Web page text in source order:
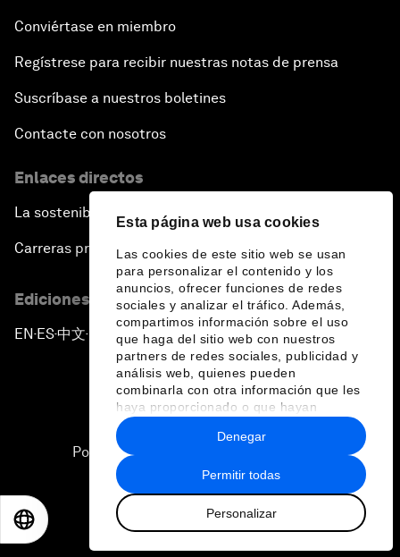
Esta página web usa cookies
Las cookies de este sitio web se usan
para personalizar el contenido y los
anuncios, ofrecer funciones de redes
sociales y analizar el tráfico. Además,
compartimos información sobre el uso
que haga del sitio web con nuestros
partners de redes sociales, publicidad y
análisis web, quienes pueden
combinarla con otra información que les
haya proporcionado o que hayan
recopilado a partir del uso que haya
hecho de sus servicios.
Permitir todas
Personalizar
Denegar
Conviértase en miembro
Regístrese para recibir nuestras notas de prensa
Suscríbase a nuestros boletines
Contacte con nosotros
Enlaces directos
La sostenibilidad en el Foro
Carreras profesionales
Ediciones en otros idiomas
EN ▪ES▪中文▪ 日本語
Política de privacidad y normas de uso
Sitemap
2026 Foro Económico Mundial